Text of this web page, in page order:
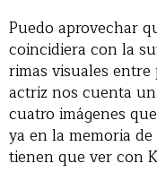
Puedo aprovechar
coincidiera con la
rimas visuales
actriz nos cuenta
cuatro imágenes
ya en la memoria
tienen que ver con